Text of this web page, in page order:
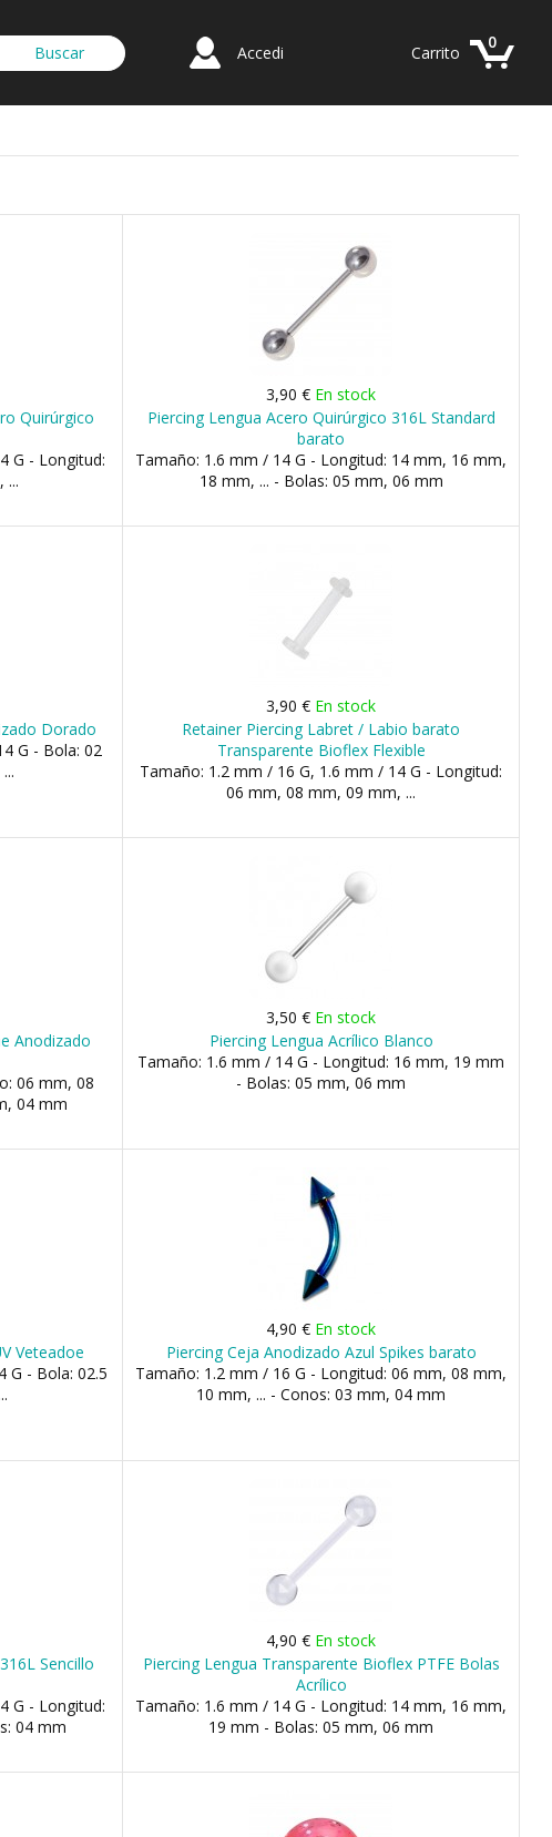
Accedi
0
Carrito
Quirúrgico
G - Longitud:
...
3,90 € En stock
Piercing Lengua Acero Quirúrgico 316L Standard
barato
Tamaño: 1.6 mm / 14 G - Longitud: 14 mm, 16 mm,
18 mm, ... - Bolas: 05 mm, 06 mm
Dorado
G - Bola: 02
3,90 € En stock
Retainer Piercing Labret / Labio barato
Transparente Bioflex Flexible
Tamaño: 1.2 mm / 16 G, 1.6 mm / 14 G - Longitud:
06 mm, 08 mm, 09 mm, ...
Anodizado
06 mm, 08
04 mm
3,50 € En stock
Piercing Lengua Acrílico Blanco
Tamaño: 1.6 mm / 14 G - Longitud: 16 mm, 19 mm
- Bolas: 05 mm, 06 mm
Veteadoe
G - Bola: 02.5
4,90 € En stock
Piercing Ceja Anodizado Azul Spikes barato
Tamaño: 1.2 mm / 16 G - Longitud: 06 mm, 08 mm,
10 mm, ... - Conos: 03 mm, 04 mm
Sencillo
G - Longitud:
04 mm
4,90 € En stock
Piercing Lengua Transparente Bioflex PTFE Bolas
Acrílico
Tamaño: 1.6 mm / 14 G - Longitud: 14 mm, 16 mm,
19 mm - Bolas: 05 mm, 06 mm